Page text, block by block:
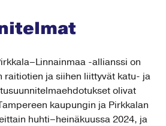
-allianssi on
raitiotien ja siihen liittyvät katu- ja
olivat
kaupungin ja Pirkkalan
huhti–heinäkuussa 2024, ja